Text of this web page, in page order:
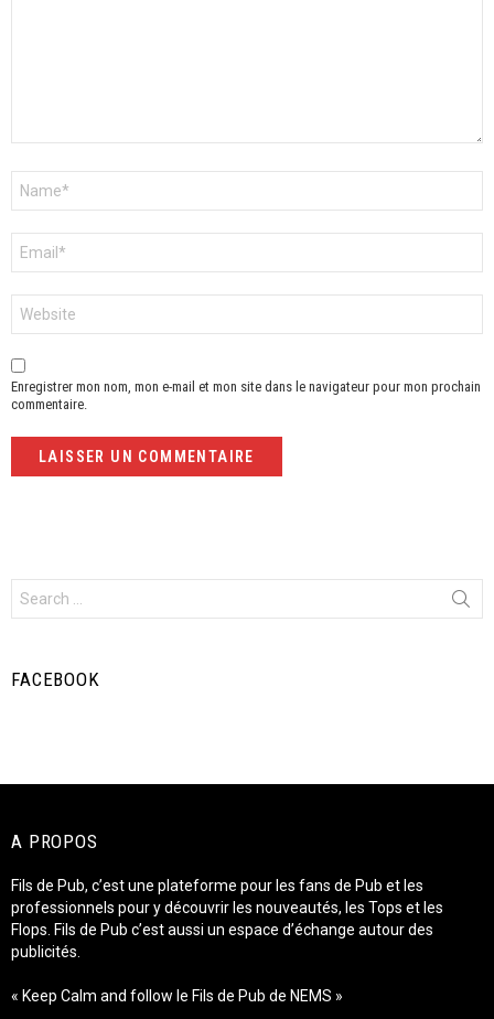
mail
*
web
Enregistrer mon nom, mon e-mail et mon site dans le navigateur pour mon prochain
commentaire.
for:
FACEBOOK
A PROPOS
Fils de Pub, c’est une plateforme pour les fans de Pub et les
professionnels pour y découvrir les nouveautés, les Tops et les
Flops. Fils de Pub c’est aussi un espace d’échange autour des
publicités.
« Keep Calm and follow le Fils de Pub de NEMS »